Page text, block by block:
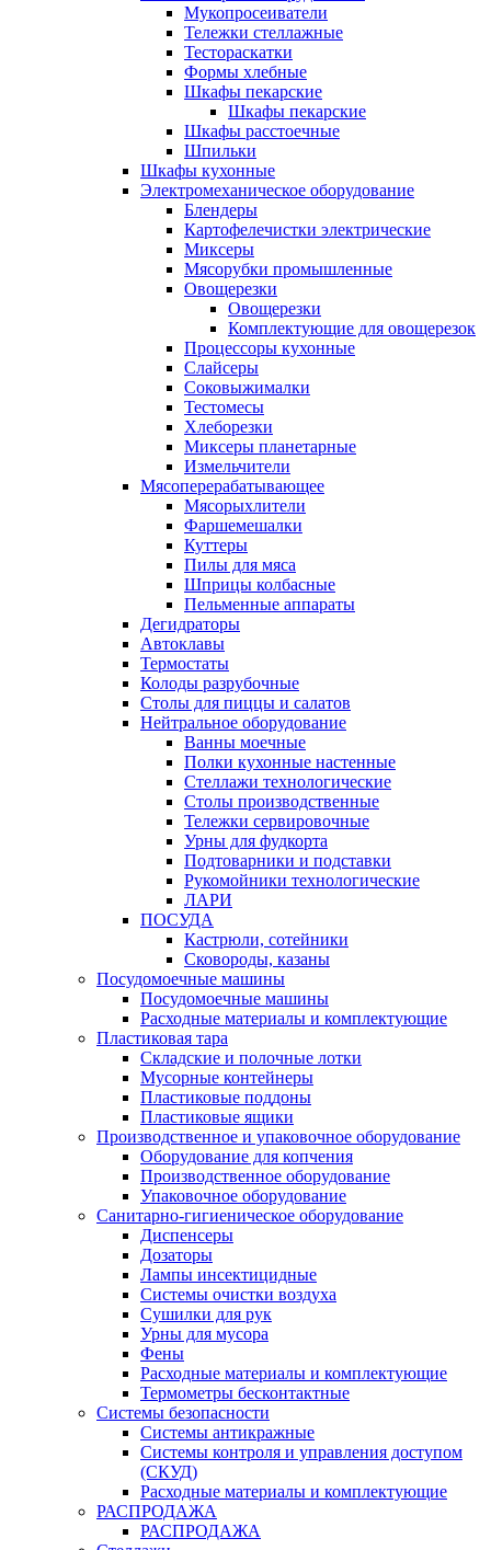
Мукопросеиватели
Тележки стеллажные
Тестораскатки
Формы хлебные
Шкафы пекарские
Шкафы пекарские
Шкафы расстоечные
Шпильки
Шкафы кухонные
Электромеханическое оборудование
Блендеры
Картофелечистки электрические
Миксеры
Мясорубки промышленные
Овощерезки
Овощерезки
Комплектующие для овощерезок
Процессоры кухонные
Слайсеры
Соковыжималки
Тестомесы
Хлеборезки
Миксеры планетарные
Измельчители
Мясоперерабатывающее
Мясорыхлители
Фаршемешалки
Куттеры
Пилы для мяса
Шприцы колбасные
Пельменные аппараты
Дегидраторы
Автоклавы
Термостаты
Колоды разрубочные
Столы для пиццы и салатов
Нейтральное оборудование
Ванны моечные
Полки кухонные настенные
Стеллажи технологические
Столы производственные
Тележки сервировочные
Урны для фудкорта
Подтоварники и подставки
Рукомойники технологические
ЛАРИ
ПОСУДА
Кастрюли, сотейники
Сковороды, казаны
Посудомоечные машины
Посудомоечные машины
Расходные материалы и комплектующие
Пластиковая тара
Складские и полочные лотки
Мусорные контейнеры
Пластиковые поддоны
Пластиковые ящики
Производственное и упаковочное оборудование
Оборудование для копчения
Производственное оборудование
Упаковочное оборудование
Санитарно-гигиеническое оборудование
Диспенсеры
Дозаторы
Лампы инсектицидные
Системы очистки воздуха
Сушилки для рук
Урны для мусора
Фены
Расходные материалы и комплектующие
Термометры бесконтактные
Системы безопасности
Системы антикражные
Системы контроля и управления доступом
(СКУД)
Расходные материалы и комплектующие
РАСПРОДАЖА
РАСПРОДАЖА